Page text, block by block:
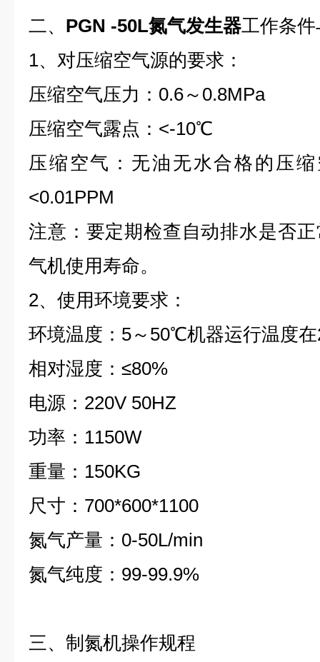
二、 PGN -50L氮气发生器工作条
1、对压缩空气源的要求：
压缩空气压力：0.6～0.8MPa
压缩空气露点：<-10℃
压缩空气：无油无水合格的压
<0.01PPM
注意：要定期检查自动排水是否
气机使用寿命。
2、使用环境要求：
环境温度：5～50℃机器运行温度
相对湿度：≤80%
电源：220V 50HZ
功率：1150W
重量：150KG
尺寸：700*600*1100
氮气产量：0-50L/min
氮气纯度：99-99.9%
三、制氮机操作规程